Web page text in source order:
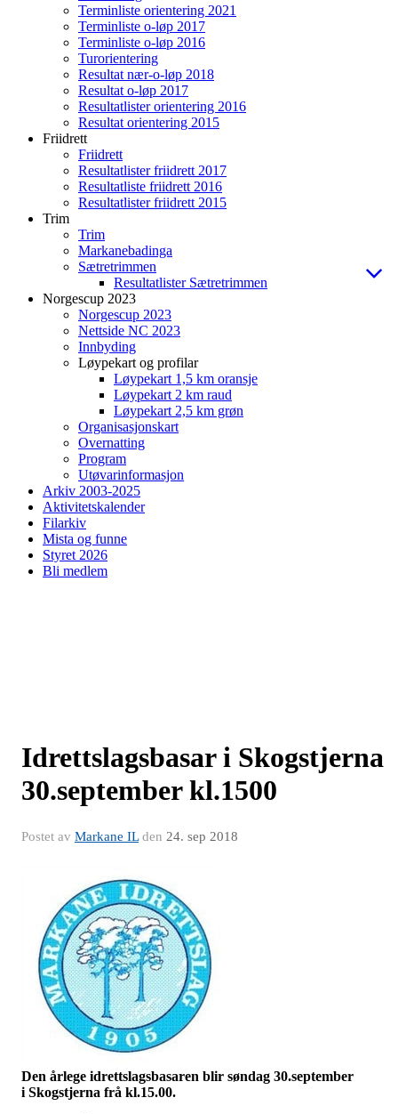
Terminliste orientering 2021
Terminliste o-løp 2017
Terminliste o-løp 2016
Turorientering
Resultat nær-o-løp 2018
Resultat o-løp 2017
Resultatlister orientering 2016
Resultat orientering 2015
Friidrett
Friidrett
Resultatlister friidrett 2017
Resultatliste friidrett 2016
Resultatlister friidrett 2015
Trim
Trim
Markanebadinga
Sætretrimmen
Resultatlister Sætretrimmen
Norgescup 2023
Norgescup 2023
Nettside NC 2023
Innbyding
Løypekart og profilar
Løypekart 1,5 km oransje
Løypekart 2 km raud
Løypekart 2,5 km grøn
Organisasjonskart
Overnatting
Program
Utøvarinformasjon
Arkiv 2003-2025
Aktivitetskalender
Filarkiv
Mista og funne
Styret 2026
Bli medlem
Idrettslagsbasar i Skogstjerna
30.september kl.1500
Postet av Markane ILden 24. sep 2018
Den årlege idrettslagsbasaren blir søndag 30.september
i Skogstjerna frå kl.15.00.